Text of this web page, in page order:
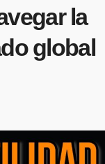
la
global